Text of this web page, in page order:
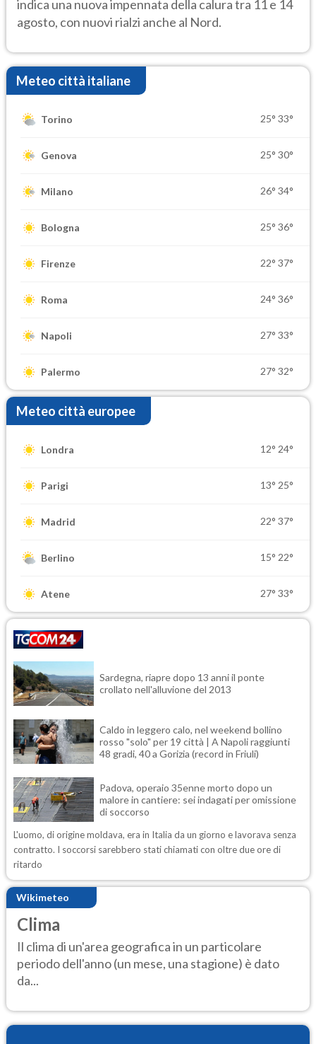
indica una nuova impennata della calura tra 11 e 14
agosto, con nuovi rialzi anche al Nord.
Meteo città italiane
Torino 25° 33°
Genova 25° 30°
Milano 26° 34°
Bologna 25° 36°
Firenze 22° 37°
Roma 24° 36°
Napoli 27° 33°
Palermo 27° 32°
Meteo città europee
Londra 12° 24°
Parigi 13° 25°
Madrid 22° 37°
Berlino 15° 22°
Atene 27° 33°
Sardegna, riapre dopo 13 anni il ponte
crollato nell'alluvione del 2013
Caldo in leggero calo, nel weekend bollino
rosso "solo" per 19 città | A Napoli raggiunti
48 gradi, 40 a Gorizia (record in Friuli)
Padova, operaio 35enne morto dopo un
malore in cantiere: sei indagati per omissione
di soccorso
L'uomo, di origine moldava, era in Italia da un giorno e lavorava senza
contratto. I soccorsi sarebbero stati chiamati con oltre due ore di
ritardo
Wikimeteo
Clima
Il clima di un'area geografica in un particolare
periodo dell'anno (un mese, una stagione) è dato
da...